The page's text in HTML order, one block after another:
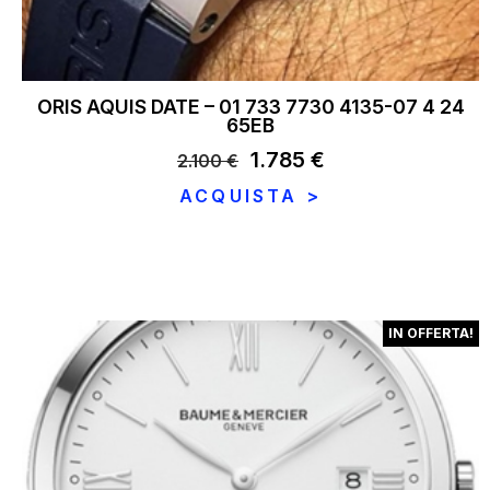
ORIS AQUIS DATE – 01 733 7730 4135-07 4 24
65EB
2.100€
Il
prezzo
1.785 €
ACQUISTA >
IN OFFERTA!